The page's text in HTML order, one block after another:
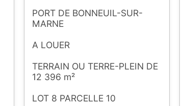
PORT DE BONNEUIL-SUR-
MARNE
A LOUER
TERRAIN OU TERRE-PLEIN DE
12 396 m²
LOT 8 PARCELLE 10